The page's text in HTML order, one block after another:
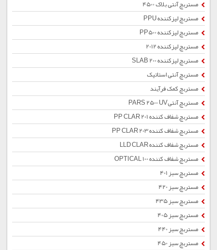
مستربچ آنتی بلاک 4500
مستربچ لیزکننده PPU
مستربچ لیزکننده PP500
مستربچ لیزکننده 2012
مستربچ لیزکننده SLAB 200
مستربچ آنتی استاتیک
مستربچ کمک فرآیند
مستربچ آنتیPARS 2500 UV
مستربچ شفاف کننده PP CLAR 201
مستربچ شفاف کننده PP CLAR 203
مستربچ شفاف کننده LLD CLAR
مستربچ شفاف کننده OPTICAL 100
مستربچ سبز 401
مستربچ سبز 420
مستربچ سبز 435
مستربچ سبز 405
مستربچ سبز 440
مستربچ سبز 450